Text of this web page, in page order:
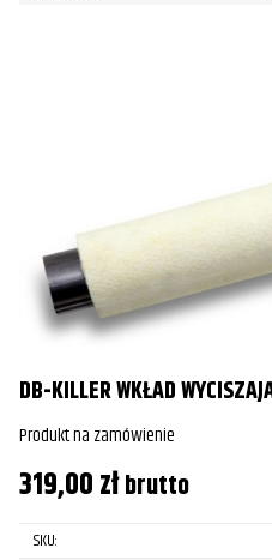
DB-KILLER WKŁAD
Produkt na zamówienie
319,00złbrutto
SKU: